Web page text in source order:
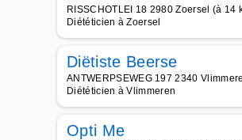
RISSCHOTLEI 18 2980 Zoersel (à 14
Diététicien à Zoersel
Diëtiste Beerse
ANTWERPSEWEG 197 2340
Diététicien à Vlimmeren
Opti Me